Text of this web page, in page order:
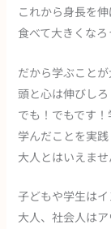
これから身長を伸
食べて大きくな
だから学ぶことが
頭と心は伸びしろ
でも！でもです
学んだことを実
大人とはいえませ
子どもや学生はイ
大人、社会人はア